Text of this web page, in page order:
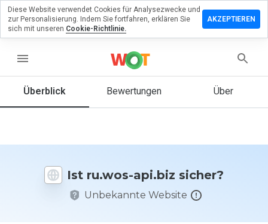
menu
Überblick Bewertungen Über
Ist ru.wos-api.biz sicher?
Unbekannte Website
eine
würden
auf einer
Skala von
Diese Website verwendet Cookies für Analysezwecke und
zur Personalisierung. Indem Sie fortfahren, erklären Sie
sich mit unseren Cookie-Richtlinie.
AKZEPTIEREN